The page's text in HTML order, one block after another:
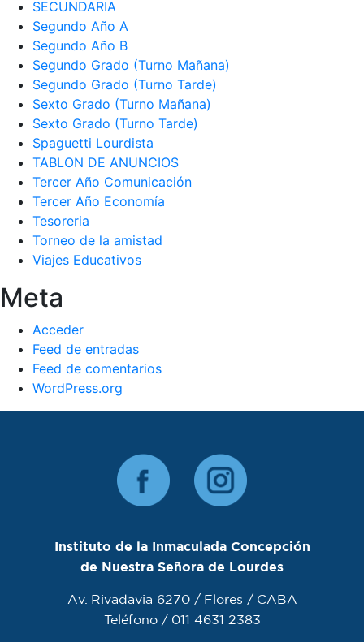
SECUNDARIA
Segundo Año A
Segundo Año B
Segundo Grado (Turno Mañana)
Segundo Grado (Turno Tarde)
Sexto Grado (Turno Mañana)
Sexto Grado (Turno Tarde)
Spaguetti Lourdista
TABLON DE ANUNCIOS
Tercer Año Comunicación
Tercer Año Economía
Tesoreria
Torneo de la amistad
Viajes Educativos
Meta
Acceder
Feed de entradas
Feed de comentarios
WordPress.org
Instituto de la Inmaculada Concepción
de Nuestra Señora de Lourdes
Av. Rivadavia 6270 / Flores / CABA
Teléfono / 011 4631 2383